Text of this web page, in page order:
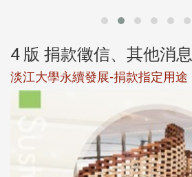
4 版 捐款徵信、其他消息
淡江大學永續發展-捐款指定用途